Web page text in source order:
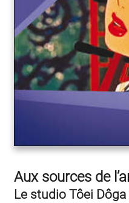
Aux sources de
Le studio Tôei